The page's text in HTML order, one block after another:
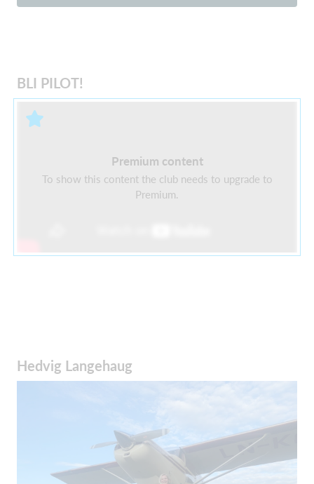
BLI PILOT!
Premium content
To show this content the club needs to upgrade to
Premium.
Hedvig Langehaug